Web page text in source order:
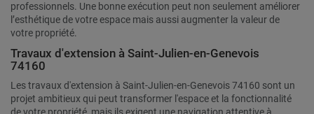
professionnels. Une bonne exécution peut non seulement améliorer
l’esthétique de votre espace mais aussi augmenter la valeur de
votre propriété.
Travaux d'extension à Saint-Julien-en-Genevois
74160
Les travaux d'extension à Saint-Julien-en-Genevois 74160 sont un
projet ambitieux qui peut transformer l'espace et la fonctionnalité